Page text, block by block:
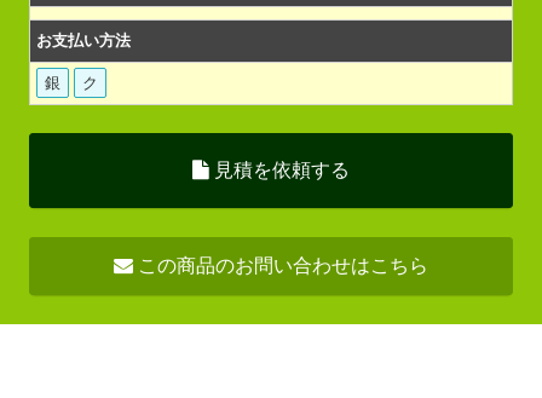
お支払い方法
銀 ク
見積を依頼する
この商品のお問い合わせはこちら